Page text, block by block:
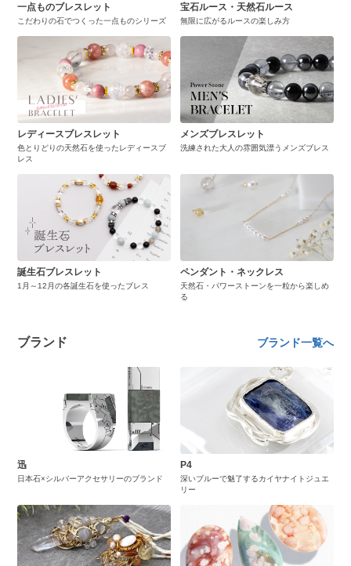
一点ものブレスレット
こだわりの石でつくった一点ものシリーズ
宝石ルース・天然石ルース
無限に広がるルースの楽しみ方
レディースブレスレット
色とりどりの天然石を使ったレディースブ
レス
メンズブレスレット
洗練された大人の雰囲気漂うメンズブレス
誕生石ブレスレット
1月～12月の各誕生石を使ったブレス
ペンダント・ネックレス
天然石・パワーストーンを一粒から楽しめ
る
ブランド ブランド一覧へ
迅
日本石×シルバーアクセサリーのブランド
P4
深いブルーで魅了するカイヤナイトジュエ
リー